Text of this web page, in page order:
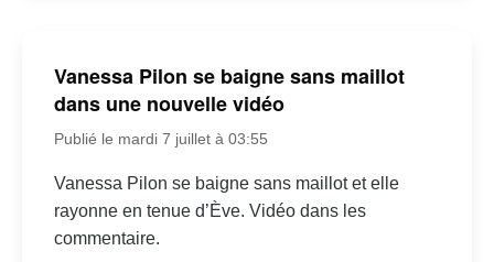
Vanessa Pilon se baigne sans maillot
dans une nouvelle vidéo
Publié le mardi 7 juillet à 03:55
Vanessa Pilon se baigne sans maillot et elle
rayonne en tenue d’Ève. Vidéo dans les
commentaire.